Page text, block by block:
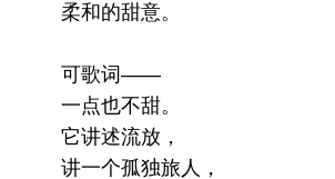
柔和的甜意。
可歌词——
一点也不甜。
它讲述流放，
讲一个孤独旅人，